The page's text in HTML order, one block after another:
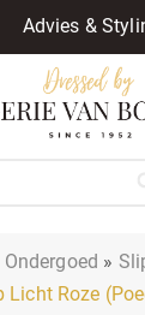
Advies &
Ondergoed »
Licht Roze